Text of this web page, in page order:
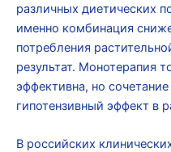
различных диетических
именно комбинация
потребления
результат. Монотерапия
эффективна, но
гипотензивный эффект в
В российских